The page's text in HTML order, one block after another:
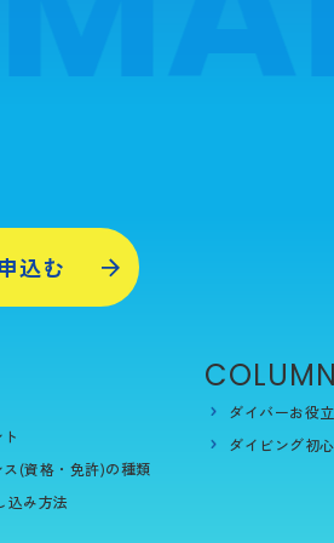
込む
(資格・免許)の種類
込み方法
COLUMN
ダイバーお役
ダイビング初